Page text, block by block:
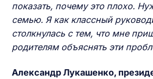
показать, почему это плохо.
семью. Я как классный
столкнулась с тем, что мне
родителям объяснять эти
Александр Лукашенко,